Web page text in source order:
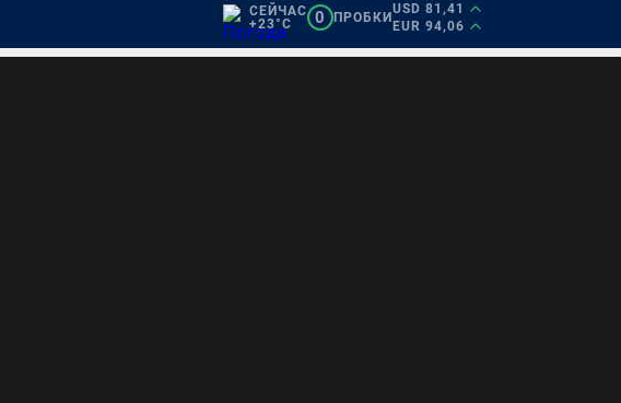
СЕЙЧАС
+23°C
0 ПРОБКИ
USD 81,41
EUR 94,06